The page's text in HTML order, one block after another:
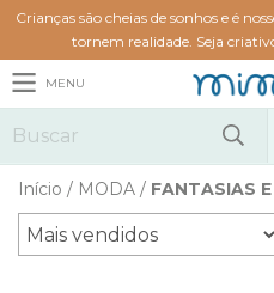
Crianças são cheias de sonhos e é
tornem realidade. Seja
MENU
Início / MODA / FANTASIAS